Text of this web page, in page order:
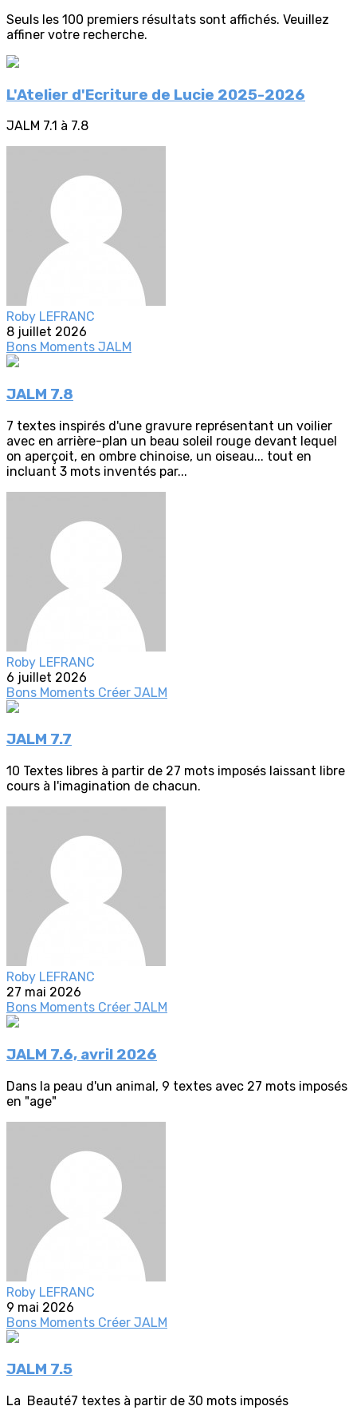
Seuls les 100 premiers résultats sont affichés. Veuillez
affiner votre recherche.
L'Atelier d'Ecriture de Lucie 2025-2026
JALM 7.1 à 7.8
Roby LEFRANC
8 juillet 2026
Bons Moments JALM
JALM 7.8
7 textes inspirés d'une gravure représentant un voilier
avec en arrière-plan un beau soleil rouge devant lequel
on aperçoit, en ombre chinoise, un oiseau... tout en
incluant 3 mots inventés par...
Roby LEFRANC
6 juillet 2026
Bons Moments Créer JALM
JALM 7.7
10 Textes libres à partir de 27 mots imposés laissant libre
cours à l'imagination de chacun.
Roby LEFRANC
27 mai 2026
Bons Moments Créer JALM
JALM 7.6, avril 2026
Dans la peau d'un animal, 9 textes avec 27 mots imposés
en "age"
Roby LEFRANC
9 mai 2026
Bons Moments Créer JALM
JALM 7.5
La Beauté7 textes à partir de 30 mots imposés